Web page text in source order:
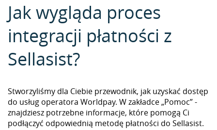
Jak wygląda proces
integracji płatności z
Sellasist?
Stworzyliśmy dla Ciebie przewodnik, jak uzyskać dostęp
do usług operatora Worldpay. W zakładce „Pomoc” -
znajdziesz potrzebne informacje, które pomogą Ci
podłączyć odpowiednią metodę płatności do Sellasist.